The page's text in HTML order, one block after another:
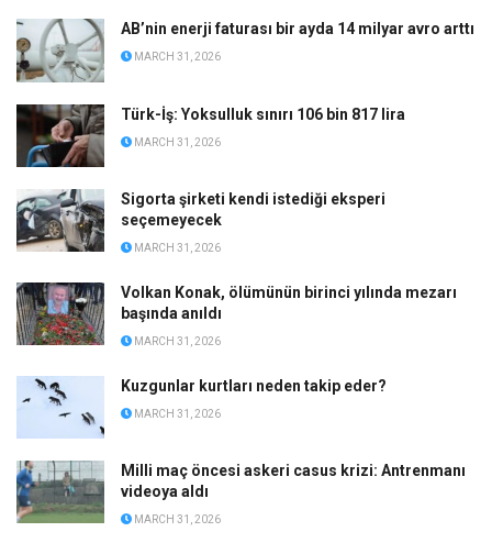
AB’nin enerji faturası bir ayda 14 milyar avro arttı
MARCH 31, 2026
Türk-İş: Yoksulluk sınırı 106 bin 817 lira
MARCH 31, 2026
Sigorta şirketi kendi istediği eksperi
seçemeyecek
MARCH 31, 2026
Volkan Konak, ölümünün birinci yılında mezarı
başında anıldı
MARCH 31, 2026
Kuzgunlar kurtları neden takip eder?
MARCH 31, 2026
Milli maç öncesi askeri casus krizi: Antrenmanı
videoya aldı
MARCH 31, 2026